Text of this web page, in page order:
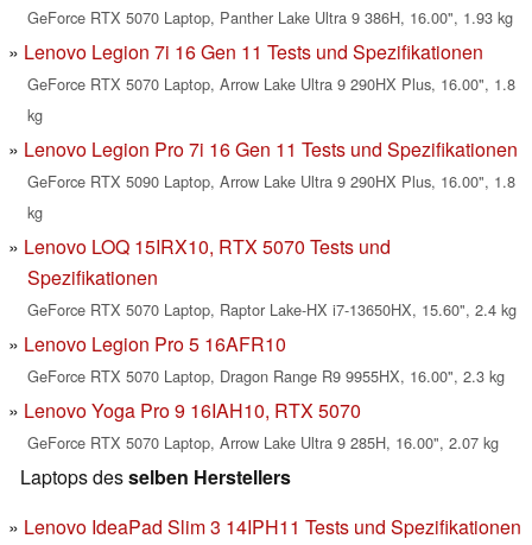
GeForce RTX 5070 Laptop, Panther Lake Ultra 9 386H, 16.00", 1.93 kg
Lenovo Legion 7i 16 Gen 11 Tests und Spezifikationen
GeForce RTX 5070 Laptop, Arrow Lake Ultra 9 290HX Plus, 16.00", 1.8
kg
Lenovo Legion Pro 7i 16 Gen 11 Tests und Spezifikationen
GeForce RTX 5090 Laptop, Arrow Lake Ultra 9 290HX Plus, 16.00", 1.8
kg
Lenovo LOQ 15IRX10, RTX 5070 Tests und
Spezifikationen
GeForce RTX 5070 Laptop, Raptor Lake-HX i7-13650HX, 15.60", 2.4 kg
Lenovo Legion Pro 5 16AFR10
GeForce RTX 5070 Laptop, Dragon Range R9 9955HX, 16.00", 2.3 kg
Lenovo Yoga Pro 9 16IAH10, RTX 5070
GeForce RTX 5070 Laptop, Arrow Lake Ultra 9 285H, 16.00", 2.07 kg
Laptops desselben Herstellers
Lenovo IdeaPad Slim 3 14IPH11 Tests und Spezifikationen